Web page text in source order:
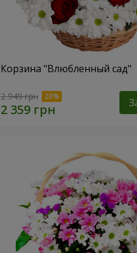
Корзина "Влюбленный сад"
2 949 грн